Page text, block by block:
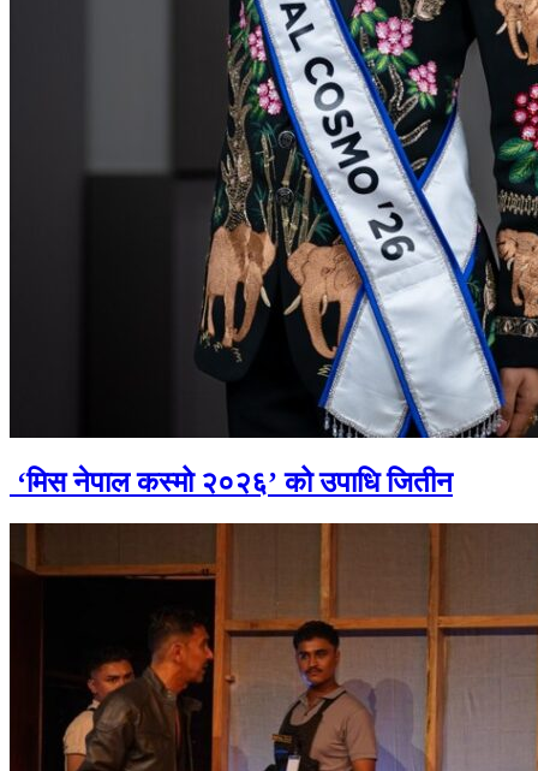
‘मिस नेपाल कस्मो २०२६’ को उपाधि जितीन